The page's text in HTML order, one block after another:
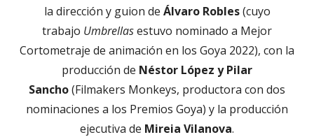
la dirección y guion de Álvaro Robles(cuyo
trabajo Umbrellasestuvo nominado a Mejor
Cortometraje de animación en los Goya 2022), con la
producción de Néstor López y Pilar
Sancho(Filmakers Monkeys, productora con dos
nominaciones a los Premios Goya) y la producción
ejecutiva de Mireia Vilanova.